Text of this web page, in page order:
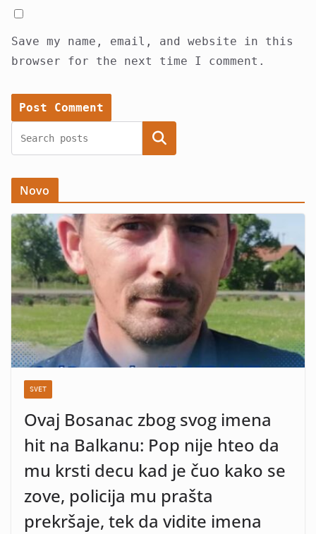
Save my name, email, and website in this
browser for the next time I comment.
Search
Novo
SVET
Ovaj Bosanac zbog svog imena
hit na Balkanu: Pop nije hteo da
mu krsti decu kad je čuo kako se
zove, policija mu prašta
prekršaje, tek da vidite imena